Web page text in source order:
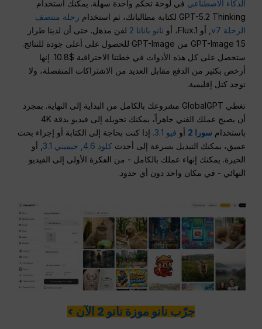
الذكاء الاصطناعي في لوحة تحكم واحدة سهلة. يمكنك استخدام
GPT-5.2 Thinking لكتابة مطالباتك، ثم استخدام
رحلة منتصف
الرحلة v7
, أو Flux.1، أو نانو بانانا 2
لفن مذهل. حتى أن لدينا طراز
GPT-Image 1.5 من GPT-Image للحصول على أعلى جودة للنتائج.
ستحصل على كل هذه الأدوات في خطتنا الاحترافية $10.8. إنها
أرخص بكثير من الدفع مقابل العديد من الاشتراكات المنفصلة، ولا
توجد كتل إقليمية.
تغطي GlobalGPT مشروعك بالكامل من البداية إلى النهاية. بمجرد
أن يصبح عملك الفني جاهزاً، يمكنك تحويله إلى فيديو بدقة 4K
باستخدام سورا 2 أو فيو 3.1.
إذا كنت بحاجة إلى الكتابة أو إجراء بحث
عميق، يمكنك التبديل بسرعة إلى أحدثكلود 4.6, جيميني 3.1
, أو
الحيرة. يمكنك إنهاء عملك بالكامل - من الفكرة الأولى إلى الفيديو
النهائي - في مكان واحد دون أي حدود.
جرّب نانو موزة نانو 2 الآن >